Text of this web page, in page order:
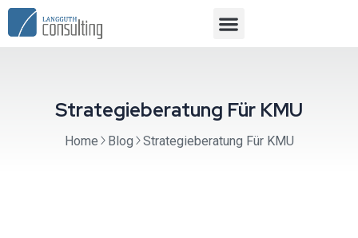
Strategieberatung Für KMU
Home Blog Strategieberatung Für KMU